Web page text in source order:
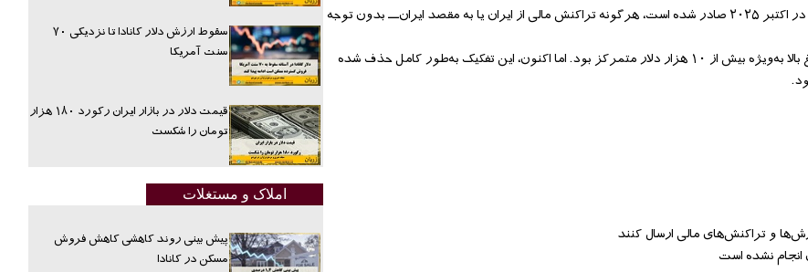
بر اساس این دستورالعمل که پس از نشست اخیر «گروه ویژه اقدام مالی» (FATF) در اکتبر ۲۰۲۵ صادر شده است، هرگونه تراکنش مالی از ایران یا به مقصد ایران‌ــ بدون توجه
این تغییر در حالی اعمال شده است که تا پیش از این، سخت‌گیری‌ها بیشتر بر مبالغ بالا به‌ویژه بیش از ۱۰ هزار دلار متمرکز بود. اما اکنون، این تفکیک به‌طور کامل حذف شده
و تراکنش‌های مالی ارسال کنند
نشده است
سقوط ارزش دلار کانادا تا نزدیکی ۷۰
سنت آمریکا
قیمت دلار در بازار ایران رکورد ۱۸۰ هزار
تومان را شکست
املاک و مستغلات
پیش بینی روند کاهشی کاهش فروش
مسکن در کانادا